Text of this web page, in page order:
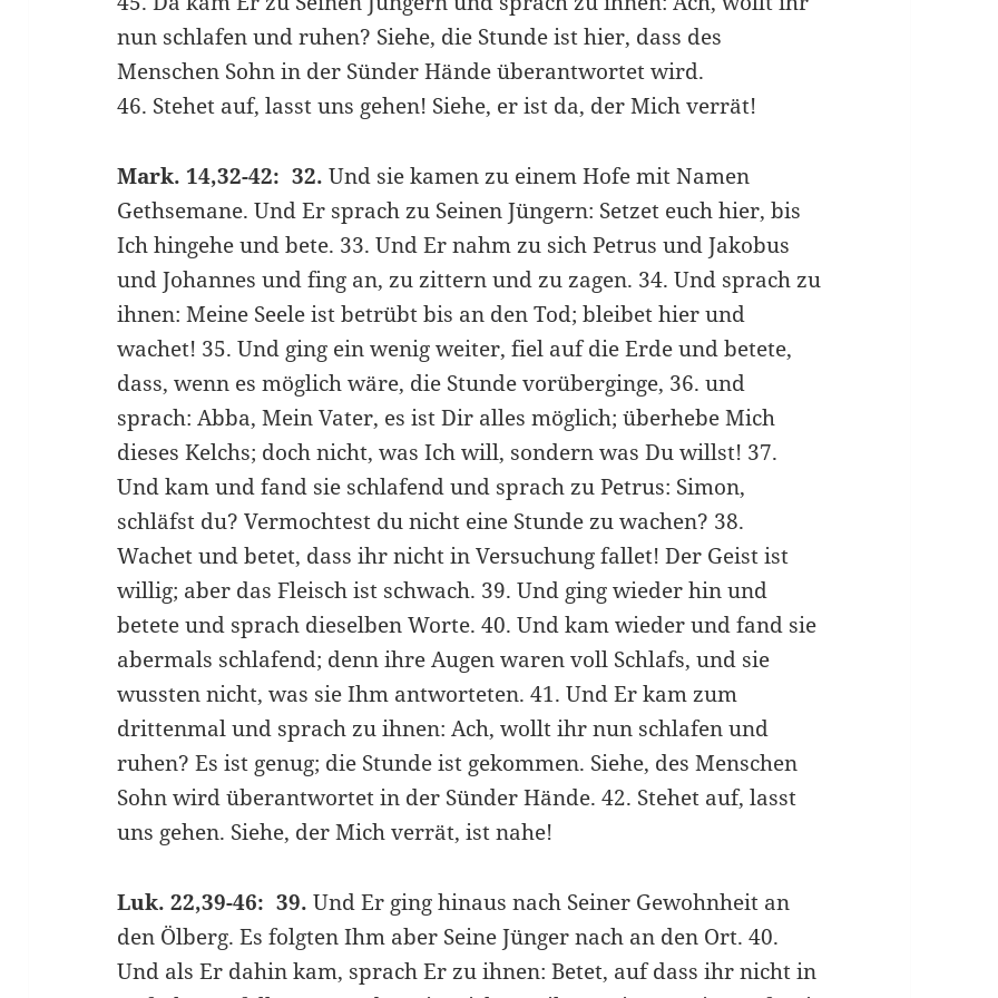
nun schlafen und ruhen? Siehe, die Stunde ist hier, dass des
Menschen Sohn in der Sünder Hände überantwortet wird.
46. Stehet auf, lasst uns gehen! Siehe, er ist da, der Mich verrät!
Mark. 14,32-42: 32. Und sie kamen zu einem Hofe mit Namen
Gethsemane. Und Er sprach zu Seinen Jüngern: Setzet euch hier, bis
Ich hingehe und bete. 33. Und Er nahm zu sich Petrus und Jakobus
und Johannes und fing an, zu zittern und zu zagen. 34. Und sprach zu
ihnen: Meine Seele ist betrübt bis an den Tod; bleibet hier und
wachet! 35. Und ging ein wenig weiter, fiel auf die Erde und betete,
dass, wenn es möglich wäre, die Stunde vorüberginge, 36. und
sprach: Abba, Mein Vater, es ist Dir alles möglich; überhebe Mich
dieses Kelchs; doch nicht, was Ich will, sondern was Du willst! 37.
Und kam und fand sie schlafend und sprach zu Petrus: Simon,
schläfst du? Vermochtest du nicht eine Stunde zu wachen? 38.
Wachet und betet, dass ihr nicht in Versuchung fallet! Der Geist ist
willig; aber das Fleisch ist schwach. 39. Und ging wieder hin und
betete und sprach dieselben Worte. 40. Und kam wieder und fand sie
abermals schlafend; denn ihre Augen waren voll Schlafs, und sie
wussten nicht, was sie Ihm antworteten. 41. Und Er kam zum
drittenmal und sprach zu ihnen: Ach, wollt ihr nun schlafen und
ruhen? Es ist genug; die Stunde ist gekommen. Siehe, des Menschen
Sohn wird überantwortet in der Sünder Hände. 42. Stehet auf, lasst
uns gehen. Siehe, der Mich verrät, ist nahe!
Luk. 22,39-46: 39. Und Er ging hinaus nach Seiner Gewohnheit an
den Ölberg. Es folgten Ihm aber Seine Jünger nach an den Ort. 40.
Und als Er dahin kam, sprach Er zu ihnen: Betet, auf dass ihr nicht in